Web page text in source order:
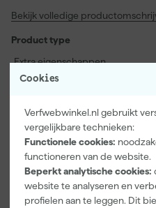
Cookies
Verfwebwinkel.nl gebruikt
vergelijkbare technieken:
Functionele cookies:
functioneren van de website.
Beperkt analytische cookies:
website te analyseren en
profielen aan te leggen. Dit
Bekijk volledige
Product type
Extra eigenschappen
Gebruik
Toepassing op
Bekijk alle kenmerken